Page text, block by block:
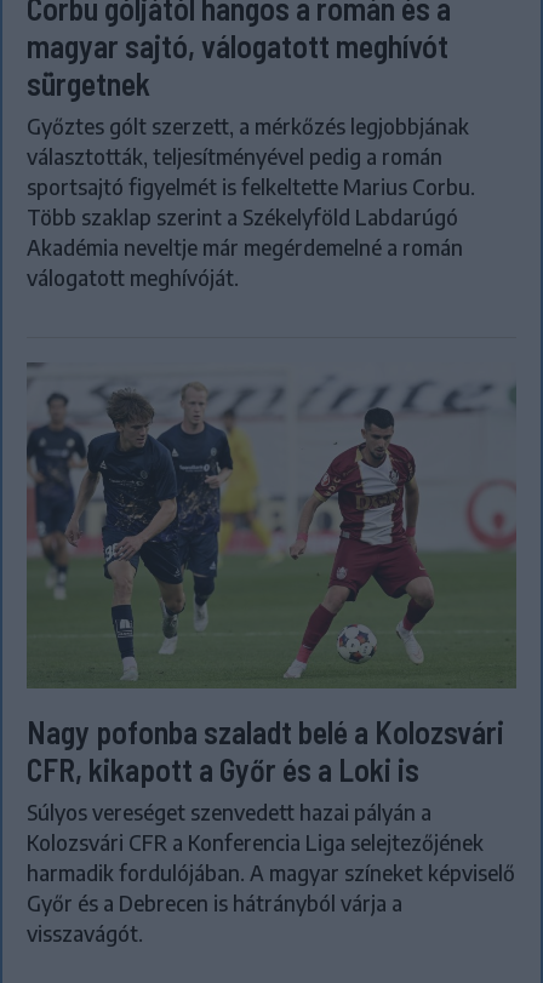
Corbu góljától hangos a román és a
magyar sajtó, válogatott meghívót
sürgetnek
Győztes gólt szerzett, a mérkőzés legjobbjának
választották, teljesítményével pedig a román
sportsajtó figyelmét is felkeltette Marius Corbu.
Több szaklap szerint a Székelyföld Labdarúgó
Akadémia neveltje már megérdemelné a román
válogatott meghívóját.
Nagy pofonba szaladt belé a Kolozsvári
CFR, kikapott a Győr és a Loki is
Súlyos vereséget szenvedett hazai pályán a
Kolozsvári CFR a Konferencia Liga selejtezőjének
harmadik fordulójában. A magyar színeket képviselő
Győr és a Debrecen is hátrányból várja a
visszavágót.